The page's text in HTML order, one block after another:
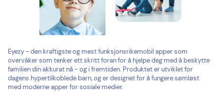
Eyezy - den kraftigste og mest funksjonsrikemobil apper som
overvåker som tenker ett skritt foran for å hjelpe deg med å beskytte
familien din akkurat nå - og i fremtiden. Produktet er utviklet for
dagens hypertilkoblede barn, og er designet for å fungere sømløst
med moderne apper for sosiale medier.